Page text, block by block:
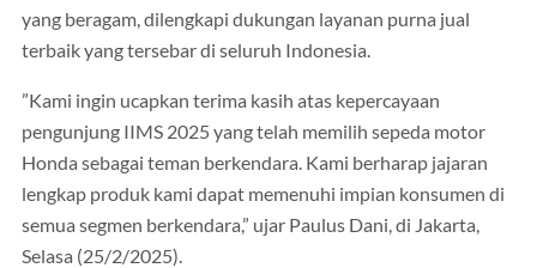
yang beragam, dilengkapi dukungan layanan purna jual
terbaik yang tersebar di seluruh Indonesia.
”Kami ingin ucapkan terima kasih atas kepercayaan
pengunjung IIMS 2025 yang telah memilih sepeda motor
Honda sebagai teman berkendara. Kami berharap jajaran
lengkap produk kami dapat memenuhi impian konsumen di
semua segmen berkendara,” ujar Paulus Dani, di Jakarta,
Selasa (25/2/2025).